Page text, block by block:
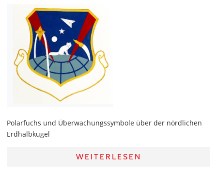
Polarfuchs und Überwachungssymbole über der nördlichen
Erdhalbkugel
WEITERLESEN